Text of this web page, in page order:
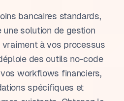
bancaires standards,
une solution de gestion
à vos processus
des outils no-code
workflows financiers,
spécifiques et